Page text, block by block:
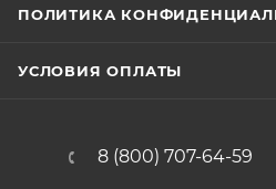
ПОЛИТИКА
УСЛОВИЯ ОПЛАТЫ
8 (800) 707-64-59